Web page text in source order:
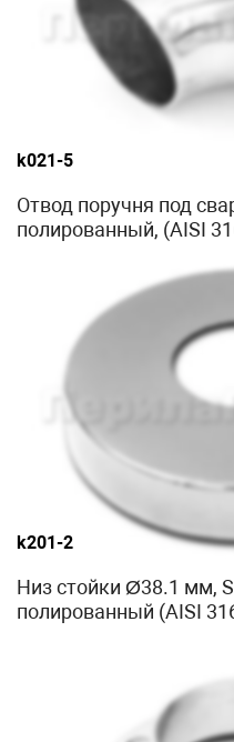
k021-5
Отвод поручня под
полированный, (AISI
k201-2
Низ стойки Ø38.1 мм,
полированный (AISI